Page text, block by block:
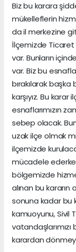
Biz bu karara
mükelleflerin
da il merkezine
İlçemizde Ticaret
var. Bunların
var. Biz bu
bırakılarak
karşıyız. Bu
esnaflarımızın
sebep olacak.
uzak ilçe olmak
ilçemizde
mücadele
bölgemizde
alınan bu
sonuna kadar bu
kamuoyunu, Sivil
karardan